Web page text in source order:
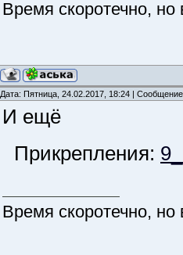
Время скоротечно,
Дата: Пятница, 24.02.2017, 18:24 |
И ещё
Прикрепления:
Время скоротечно,